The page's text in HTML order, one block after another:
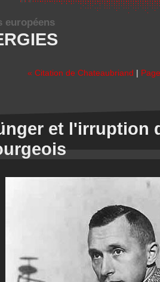
européens
« Citation de Chateaubriand |
et l'irruption